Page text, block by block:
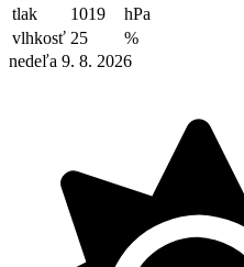
tlak
1019
hPa
vlhkosť 25
%
nedeľa 9. 8. 2026